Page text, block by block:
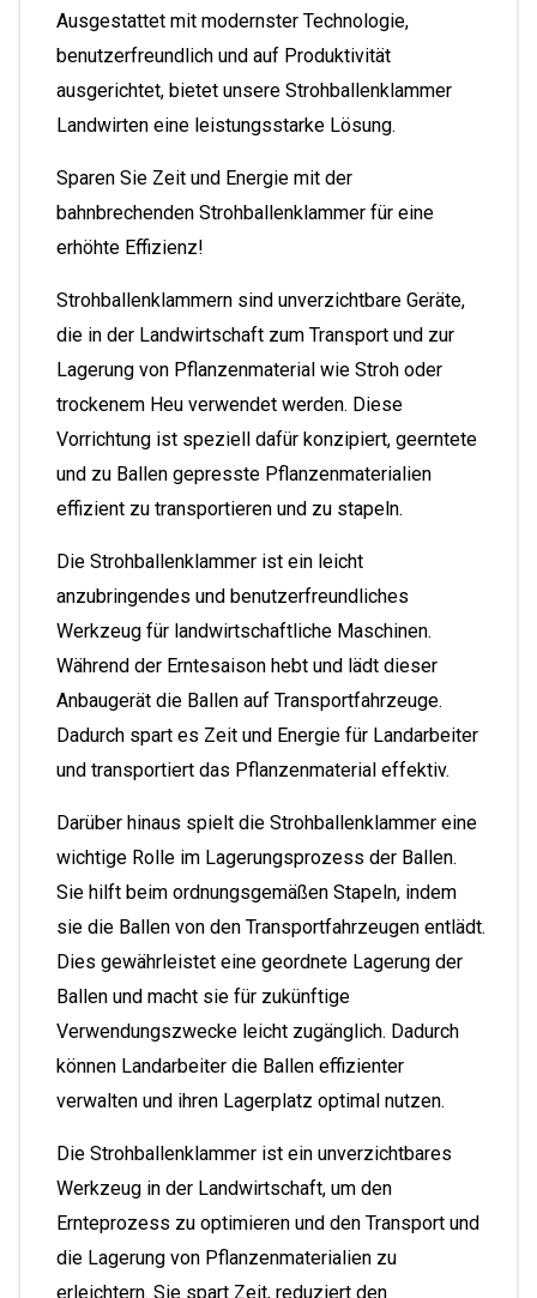
Ausgestattet mit modernster Technologie,
benutzerfreundlich und auf Produktivität
ausgerichtet, bietet unsere Strohballenklammer
Landwirten eine leistungsstarke Lösung.
Sparen Sie Zeit und Energie mit der
bahnbrechenden Strohballenklammer für eine
erhöhte Effizienz!
Strohballenklammern sind unverzichtbare Geräte,
die in der Landwirtschaft zum Transport und zur
Lagerung von Pflanzenmaterial wie Stroh oder
trockenem Heu verwendet werden. Diese
Vorrichtung ist speziell dafür konzipiert, geerntete
und zu Ballen gepresste Pflanzenmaterialien
effizient zu transportieren und zu stapeln.
Die Strohballenklammer ist ein leicht
anzubringendes und benutzerfreundliches
Werkzeug für landwirtschaftliche Maschinen.
Während der Erntesaison hebt und lädt dieser
Anbaugerät die Ballen auf Transportfahrzeuge.
Dadurch spart es Zeit und Energie für Landarbeiter
und transportiert das Pflanzenmaterial effektiv.
Darüber hinaus spielt die Strohballenklammer eine
wichtige Rolle im Lagerungsprozess der Ballen.
Sie hilft beim ordnungsgemäßen Stapeln, indem
sie die Ballen von den Transportfahrzeugen entlädt.
Dies gewährleistet eine geordnete Lagerung der
Ballen und macht sie für zukünftige
Verwendungszwecke leicht zugänglich. Dadurch
können Landarbeiter die Ballen effizienter
verwalten und ihren Lagerplatz optimal nutzen.
Die Strohballenklammer ist ein unverzichtbares
Werkzeug in der Landwirtschaft, um den
Ernteprozess zu optimieren und den Transport und
die Lagerung von Pflanzenmaterialien zu
erleichtern. Sie spart Zeit, reduziert den